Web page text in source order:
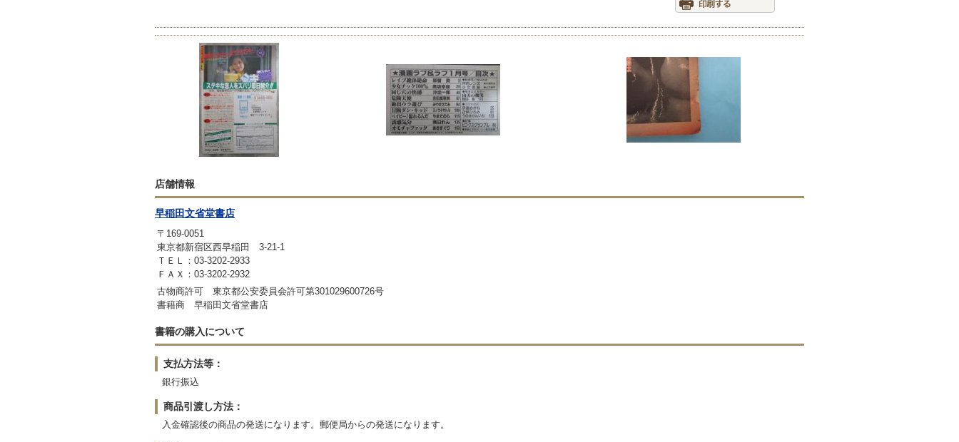
店舗情報
早稲田文省堂書店
〒169-0051
東京都新宿区西早稲田 3-21-1
ＴＥＬ：03-3202-2933
ＦＡＸ：03-3202-2932
古物商許可 東京都公安委員会許可第301029600726号
書籍商 早稲田文省堂書店
書籍の購入について
支払方法等：
銀行振込
商品引渡し方法：
入金確認後の商品の発送になります。郵便局からの発送になります。